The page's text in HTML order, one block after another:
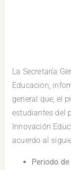
La Secretaría
Educación,
general que, el
estudiantes del
Innovación
acuerdo al
Periodo